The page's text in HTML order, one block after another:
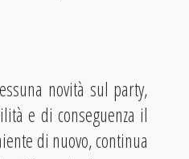
novità sul party,
e di conseguenza il
di nuovo, continua